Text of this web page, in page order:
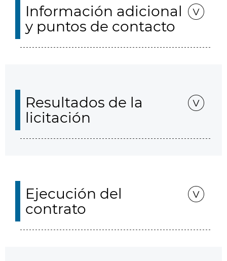
Información adicional
y puntos de contacto
Resultados de la
licitación
Ejecución del
contrato